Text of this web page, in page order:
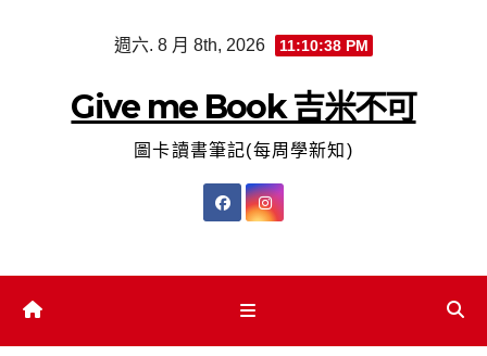
週六. 8 月 8th, 2026 11:10:39 PM
Give me Book 吉米不可
圖卡讀書筆記(每周學新知)